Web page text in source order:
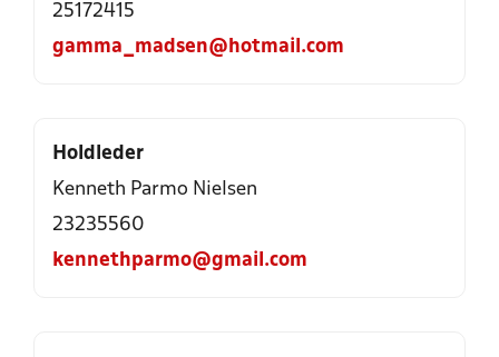
25172415
gamma_madsen@hotmail.com
Holdleder
Kenneth Parmo Nielsen
23235560
kennethparmo@gmail.com